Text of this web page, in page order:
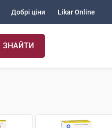
Добрі ціни Likar Online
ЗНАЙТИ